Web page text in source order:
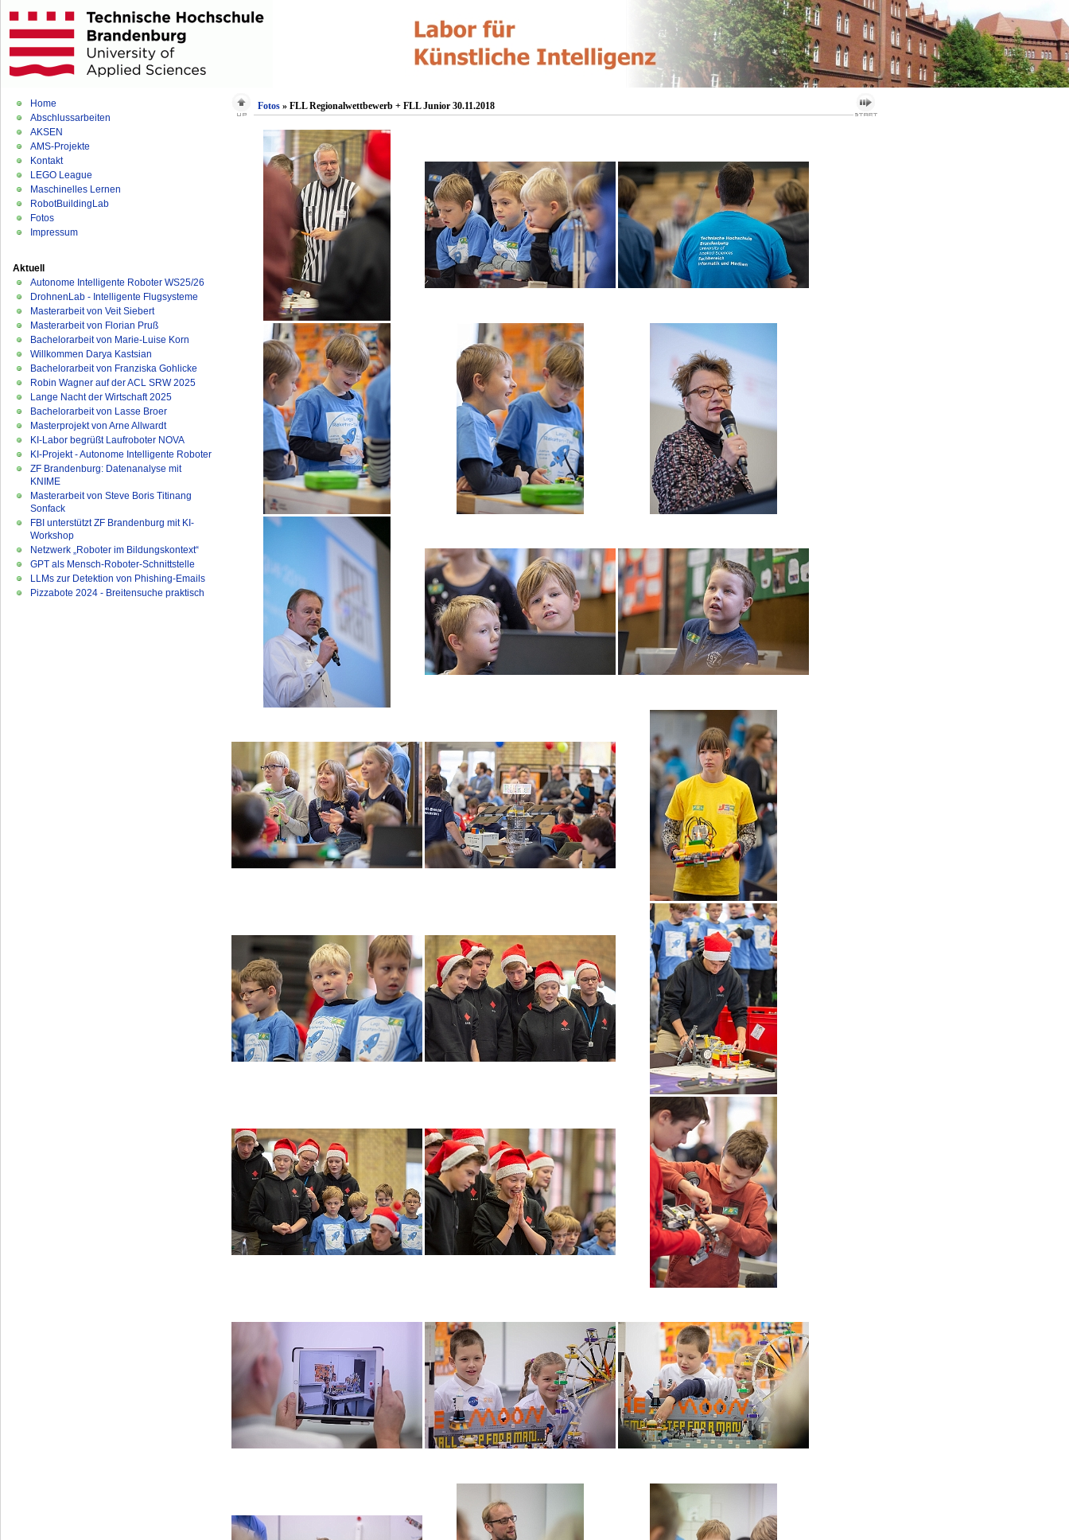
Home
Abschlussarbeiten
AKSEN
AMS-Projekte
Kontakt
LEGO League
Maschinelles Lernen
RobotBuildingLab
Fotos
Impressum
Aktuell
Autonome Intelligente Roboter WS25/26
DrohnenLab - Intelligente Flugsysteme
Masterarbeit von Veit Siebert
Masterarbeit von Florian Pruß
Bachelorarbeit von Marie-Luise Korn
Willkommen Darya Kastsian
Bachelorarbeit von Franziska Gohlicke
Robin Wagner auf der ACL SRW 2025
Lange Nacht der Wirtschaft 2025
Bachelorarbeit von Lasse Broer
Masterprojekt von Arne Allwardt
KI-Labor begrüßt Laufroboter NOVA
KI-Projekt - Autonome Intelligente Roboter
ZF Brandenburg: Datenanalyse mit
KNIME
Masterarbeit von Steve Boris Titinang
Sonfack
FBI unterstützt ZF Brandenburg mit KI-
Workshop
Netzwerk „Roboter im Bildungskontext“
GPT als Mensch-Roboter-Schnittstelle
LLMs zur Detektion von Phishing-Emails
Pizzabote 2024 - Breitensuche praktisch
Fotos » FLL Regionalwettbewerb + FLL Junior 30.11.2018